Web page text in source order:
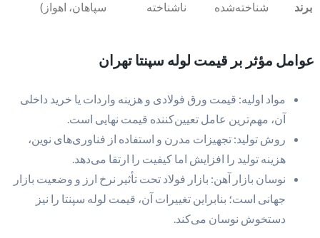
برند شناخته‌شده ناشناخته سپاهان، اهواز)
عوامل مؤثر بر قیمت لوله سپنتا تهران
مواد اولیه: قیمت ورق فولادی و هزینه واردات یا خرید داخلی
آن، مهم‌ترین عامل تعیین‌کننده قیمت نهایی است.
روش تولید: تجهیزات مدرن و استفاده از فناوری‌های نوین،
هزینه تولید را افزایش اما کیفیت را ارتقا می‌دهد.
نوسان بازار آهن: بازار فولاد تحت تأثیر نرخ ارز و وضعیت بازار
جهانی است؛ بنابراین تغییرات آن، قیمت لوله سپنتا را نیز
دستخوش نوسان می‌کند.